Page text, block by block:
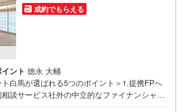
成約でもらえる
ント 徳永 大輔
ト白馬が選ばれる5つのポイント＞1.提携FPへ
談サービス社外の中立的なファイナンシャル